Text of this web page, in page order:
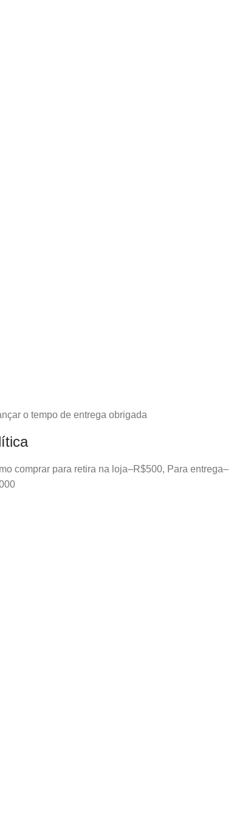
o tempo de entrega obrigada
comprar para retira na loja–R$500, Para entrega–